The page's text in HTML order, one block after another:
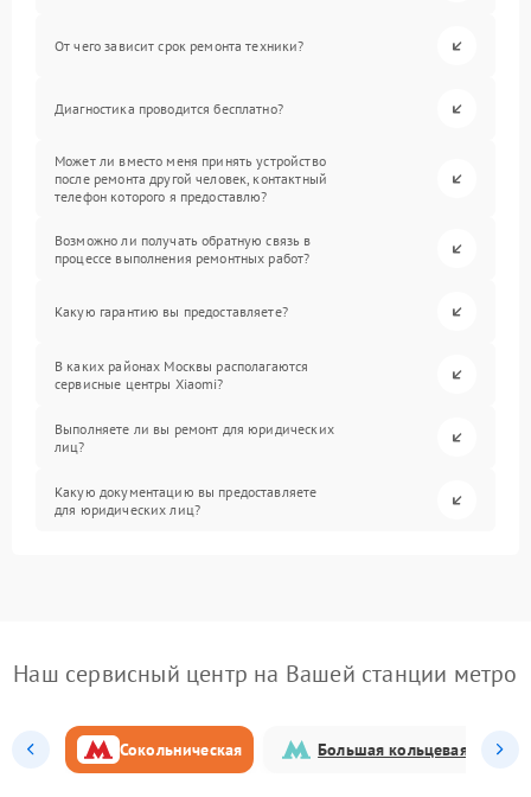
От чего зависит срок ремонта техники?
Диагностика проводится бесплатно?
Может ли вместо меня принять устройство
после ремонта другой человек, контактный
телефон которого я предоставлю?
Возможно ли получать обратную связь в
процессе выполнения ремонтных работ?
Какую гарантию вы предоставляете?
В каких районах Москвы располагаются
сервисные центры Xiaomi?
Выполняете ли вы ремонт для юридических
лиц?
Какую документацию вы предоставляете
для юридических лиц?
Наш сервисный центр на Вашей станции метро
Сокольническая Большая кольцевая